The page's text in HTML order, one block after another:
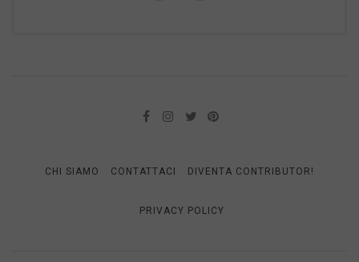
CHI SIAMO CONTATTACI DIVENTA CONTRIBUTOR!
PRIVACY POLICY